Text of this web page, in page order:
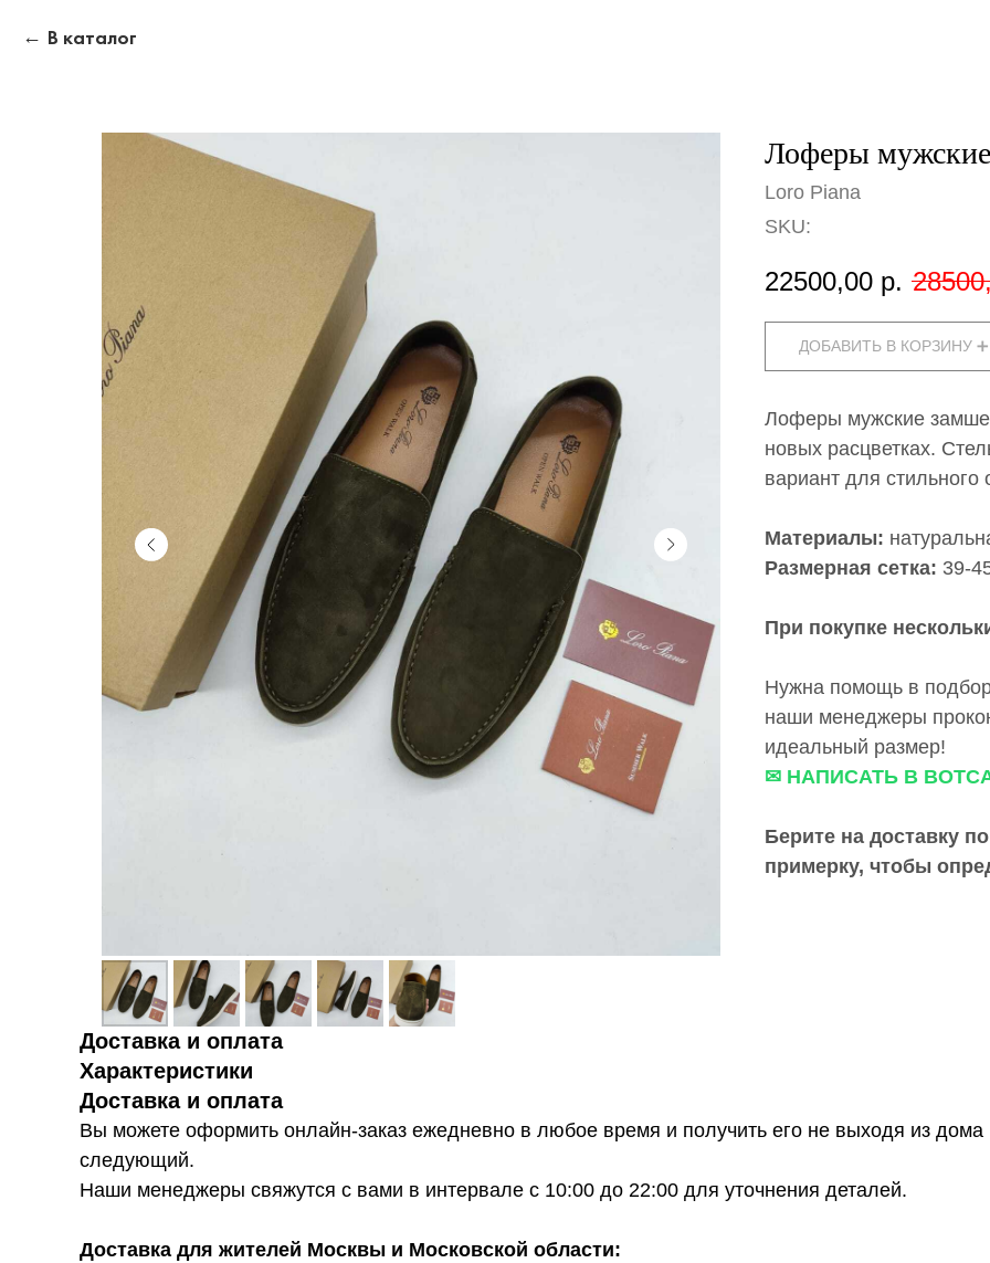
В каталог
Лоферы
Loro Piana
SKU:
22500,00 р.
ДОБАВИТЬ В КОРЗИНУ ➕
Лоферы мужские
новых расцветках.
вариант для стильного
Материалы:
Размерная сетка: 39-
При покупке
Нужна помощь в
наши менеджеры
идеальный размер!
✉ НАПИСАТЬ В
Берите на доставку
примерку, чтобы
Доставка и оплата
Характеристики
Доставка и оплата
Вы можете оформить онлайн-заказ ежедневно в любое время и получить его не выходя из
следующий.
Наши менеджеры свяжутся с вами в интервале с 10:00 до 22:00 для уточнения деталей.
Доставка для жителей Москвы и Московской области: